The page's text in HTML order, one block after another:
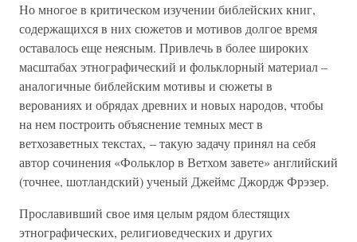
Но многое в критическом изучении библейских книг,
содержащихся в них сюжетов и мотивов долгое время
оставалось еще неясным. Привлечь в более широких
масштабах этнографический и фольклорный материал –
аналогичные библейским мотивы и сюжеты в
верованиях и обрядах древних и новых народов, чтобы
на нем построить объяснение темных мест в
ветхозаветных текстах, – такую задачу принял на себя
автор сочинения «Фольклор в Ветхом завете» английский
(точнее, шотландский) ученый Джеймс Джордж Фрэзер.
Прославивший свое имя целым рядом блестящих
этнографических, религиоведческих и других